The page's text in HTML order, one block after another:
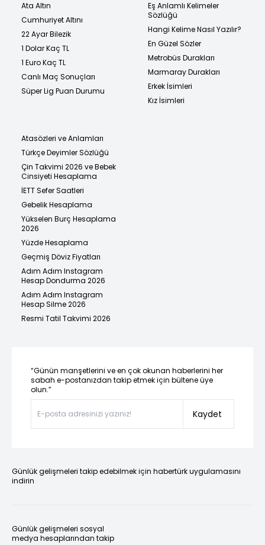
Ata Altın
Cumhuriyet Altını
22 Ayar Bilezik
1 Dolar Kaç TL
1 Euro Kaç TL
Canlı Maç Sonuçları
Süper Lig Puan Durumu
Eş Anlamlı Kelimeler
Sözlüğü
Hangi Kelime Nasıl Yazılır?
En Güzel Sözler
Metrobüs Durakları
Marmaray Durakları
Erkek İsimleri
Kız İsimleri
Atasözleri ve Anlamları
Türkçe Deyimler Sözlüğü
Çin Takvimi 2026 ve Bebek
Cinsiyeti Hesaplama
İETT Sefer Saatleri
Gebelik Hesaplama
Yükselen Burç Hesaplama
2026
Yüzde Hesaplama
Geçmiş Döviz Fiyatları
Adım Adım Instagram
Hesap Dondurma 2026
Adım Adım Instagram
Hesap Silme 2026
Resmi Tatil Takvimi 2026
“Günün manşetlerini ve en çok okunan haberlerini her
sabah e-postanızdan takip etmek için bültene üye
olun.”
Kaydet
Günlük gelişmeleri takip edebilmek için habertürk uygulamasını
indirin
Günlük gelişmeleri sosyal
medya hesaplarından takip